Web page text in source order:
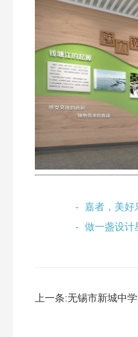
- 嘉者，美好
- 做一盏设计
上一条:无锡市新城中学